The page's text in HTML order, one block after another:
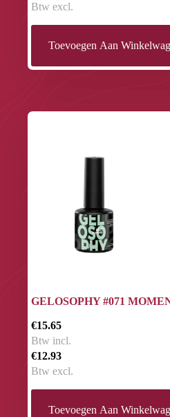
Btw excl.
Toevoegen Aan
GELOSOPHY #071
€15.65
Btw incl.
€12.93
Btw excl.
Toevoegen Aan